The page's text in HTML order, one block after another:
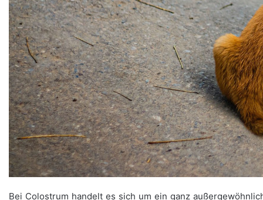
Bei Colostrum handelt es sich um ein ganz